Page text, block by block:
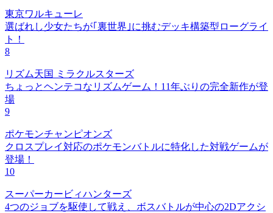
東京ワルキューレ
選ばれし少女たちが｢裏世界｣に挑むデッキ構築型ローグライ
ト！
8
リズム天国 ミラクルスターズ
ちょっとヘンテコなリズムゲーム！11年ぶりの完全新作が登
場
9
ポケモンチャンピオンズ
クロスプレイ対応のポケモンバトルに特化した対戦ゲームが
登場！
10
スーパーカービィハンターズ
4つのジョブを駆使して戦え、ボスバトルが中心の2Dアクシ